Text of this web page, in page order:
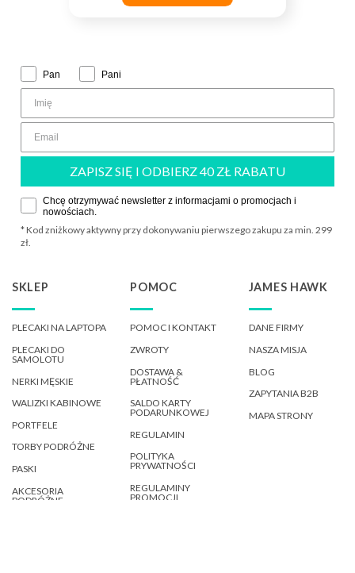
Zwrot grzecznościowy:
Pan Pani
ZAPISZ SIĘ I ODBIERZ 40 ZŁ RABATU
ZgodaChcę otrzymywać newsletter z informacjami o promocjach i
nowościach.
* Kod zniżkowy aktywny przy dokonywaniu pierwszego zakupu za min. 299
zł.
SKLEP
PLECAKI NA LAPTOPA
PLECAKI DO
SAMOLOTU
NERKI MĘSKIE
WALIZKI KABINOWE
PORTFELE
TORBY PODRÓŻNE
PASKI
AKCESORIA
PODRÓŻNE
POMOC
POMOC I KONTAKT
ZWROTY
DOSTAWA &
PŁATNOŚĆ
SALDO KARTY
PODARUNKOWEJ
REGULAMIN
POLITYKA
PRYWATNOŚCI
REGULAMINY
PROMOCJI
JAMES HAWK
DANE FIRMY
NASZA MISJA
BLOG
ZAPYTANIA B2B
MAPA STRONY